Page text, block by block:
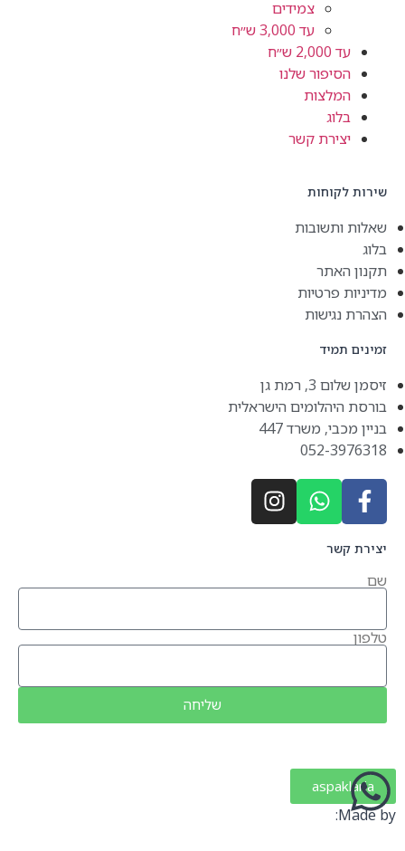
צמידים
עד 3,000 ש״ח
עד 2,000 ש״ח
הסיפור שלנו
המלצות
בלוג
יצירת קשר
שירות לקוחות
שאלות ותשובות
בלוג
תקנון האתר
מדיניות פרטיות
הצהרת נגישות
זמינים תמיד
זיסמן שלום 3, רמת גן
בורסת היהלומים הישראלית
בניין מכבי, משרד 447
052-3976318
יצירת קשר
שם
טלפון
שליחה
aspaklaria
Made by: